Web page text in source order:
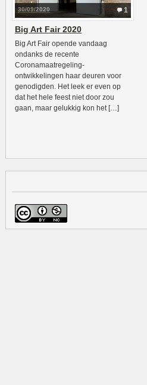
1
30/09/2020
Big Art Fair 2020
Big Art Fair opende vandaag
ondanks de recente
Coronamaatregeling-
ontwikkelingen haar deuren voor
genodigden. Het leek er even op
dat het hele feest niet door zou
gaan, maar gelukkig kon het […]